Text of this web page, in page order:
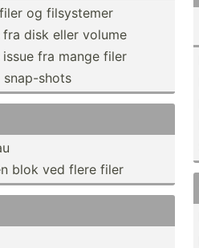
og filsys­temer
disk eller volume
fra mange filer
shots
blok ved flere filer